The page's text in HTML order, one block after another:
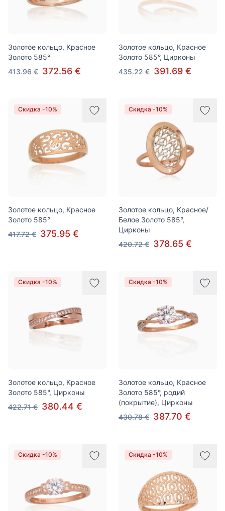
Золотое кольцо, Красное
Золото 585°
413.96 € 372.56 €
Золотое кольцо, Красное
Золото 585°, Цирконы
435.22 € 391.69 €
Скидка -10%
Золотое кольцо, Красное
Золото 585°
417.72 € 375.95 €
Скидка -10%
Золотое кольцо, Красное/
Белое Золото 585°,
Цирконы
420.72 € 378.65 €
Скидка -10%
Золотое кольцо, Красное
Золото 585°, Цирконы
422.71 € 380.44 €
Скидка -10%
Золотое кольцо, Красное
Золото 585°, родий
(покрытие), Цирконы
430.78 € 387.70 €
Скидка -10% Скидка -10%